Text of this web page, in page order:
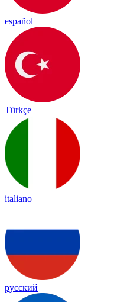
español
Türkçe
italiano
русский